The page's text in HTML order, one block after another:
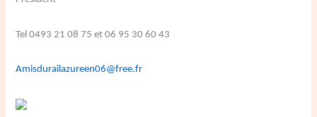
Tel 0493 21 08 75 et 06 95 30 60 43
Amisdurailazureen06@free.fr